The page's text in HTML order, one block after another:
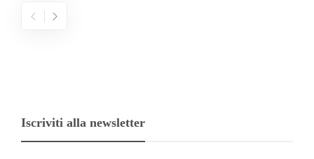
Iscriviti alla newsletter